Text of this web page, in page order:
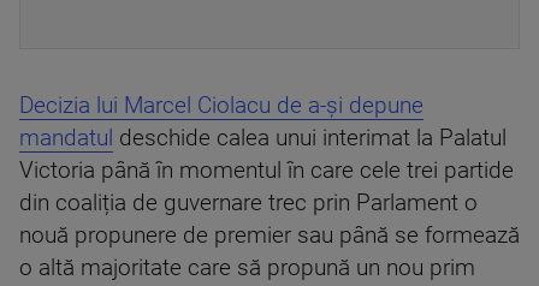
Decizia lui Marcel Ciolacu de a-și depune
mandatul deschide calea unui interimat la Palatul
Victoria până în momentul în care cele trei partide
din coaliția de guvernare trec prin Parlament o
nouă propunere de premier sau până se formează
o altă majoritate care să propună un nou prim